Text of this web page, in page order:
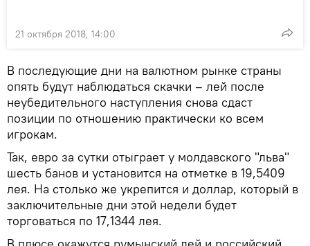
21 октября 2018, 14:00
В последующие дни на валютном рынке страны
опять будут наблюдаться скачки – лей после
неубедительного наступления снова сдаст
позиции по отношению практически ко всем
игрокам.
Так, евро за сутки отыграет у молдавского "льва"
шесть банов и установится на отметке в 19,5409
лея. На столько же укрепится и доллар, который в
заключительные дни этой недели будет
торговаться по 17,1344 лея.